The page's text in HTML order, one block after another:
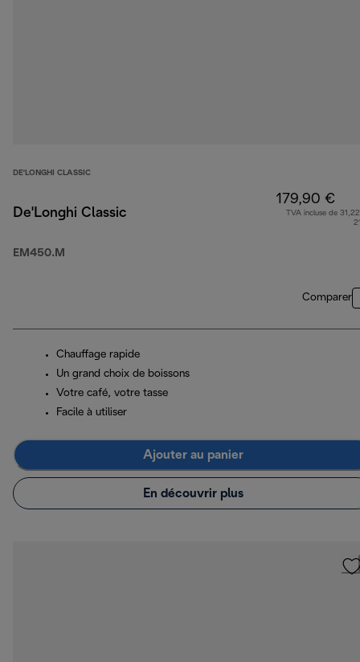
DE'LONGHI CLASSIC
De'Longhi Classic
EM450.M
179,90 €
TVA incluse de
Comparer
Chauffage rapide
Un grand choix de boissons
Votre café, votre tasse
Facile à utiliser
Ajouter au panier
En découvrir plus